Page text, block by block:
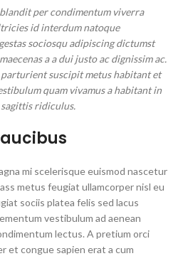
per condimentum viverra
id interdum natoque
sociosqu adipiscing dictumst
a a dui justo ac dignissim ac.
parturient suscipit metus habitant et
quam vivamus a habitant in
ridiculus.
mi scelerisque euismod nascetur
metus feugiat ullamcorper nisl eu
sociis platea felis sed lacus
vestibulum ad aenean
lectus. A pretium orci
et congue sapien erat a cum